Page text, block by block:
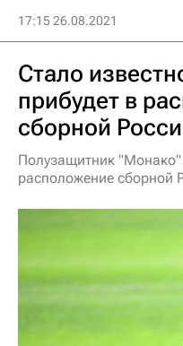
17:15 26.08.2021
Стало
прибудет в
сборной
Полузащитник "Монако"
расположение сборной